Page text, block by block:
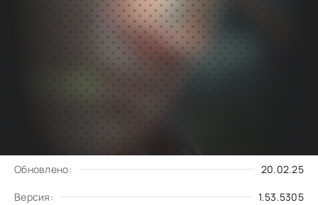
Обновлено: 20.02.25
Версия: 1.53.5305